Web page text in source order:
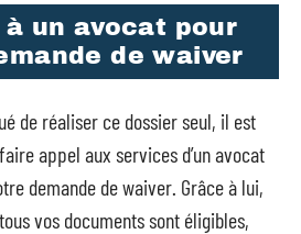
un avocat pour
de waiver
de réaliser ce dossier seul, il est
appel aux services d’un avocat
demande de waiver. Grâce à lui,
vos documents sont éligibles,